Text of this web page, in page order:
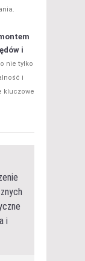
i
nie tylko
i
kluczowe
i